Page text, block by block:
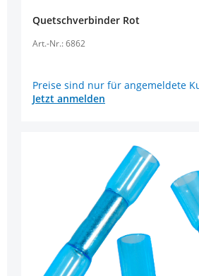
Quetschverbinder Rot
Art.-Nr.: 6862
Preise sind nur für angemeldete
Jetzt anmelden